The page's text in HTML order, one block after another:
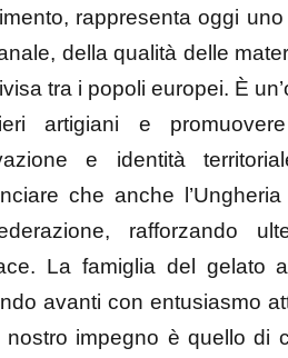
rappresenta oggi
della qualità delle
tra i popoli europei. È
artigiani e
e identità
che anche
rafforzando
La famiglia del gelato
avanti con entusiasmo
impegno è quello di